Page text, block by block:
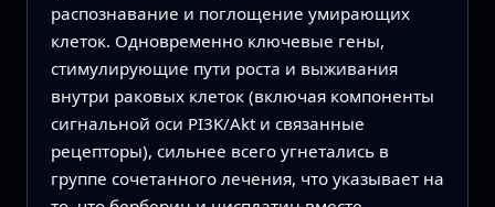
распознавание и поглощение умирающих
клеток. Одновременно ключевые гены,
стимулирующие пути роста и выживания
внутри раковых клеток (включая компоненты
сигнальной оси PI3K/Akt и связанные
рецепторы), сильнее всего угнетались в
группе сочетанного лечения, что указывает на